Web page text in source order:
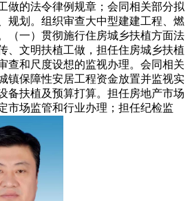
做的法令律例规章；会同相关部分拟
规划。组织审查大中型建建工程、燃
（一）贯彻施行住房城乡扶植方面法
、文明扶植工做，担任住房城乡扶植
查和尺度设想的监视办理。会同相关
镇保障性安居工程资金放置并监视实
备扶植及预算打算。担任房地产市场
市场监管和行业办理；担任纪检监